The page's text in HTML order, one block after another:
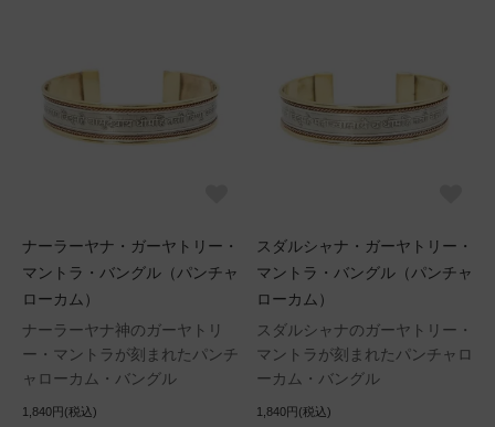
ナーラーヤナ・ガーヤトリー・
マントラ・バングル（パンチャ
ローカム）
ナーラーヤナ神のガーヤトリ
ー・マントラが刻まれたパンチ
ャローカム・バングル
1,840円(税込)
スダルシャナ・ガーヤトリー・
マントラ・バングル（パンチャ
ローカム）
スダルシャナのガーヤトリー・
マントラが刻まれたパンチャロ
ーカム・バングル
1,840円(税込)